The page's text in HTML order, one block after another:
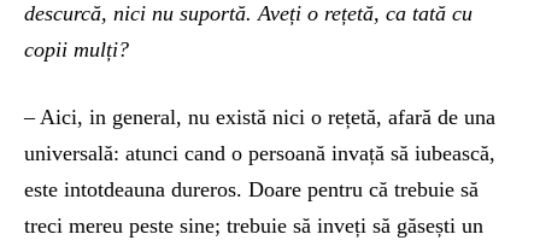
descurcă, nici nu suportă. Aveți o rețetă, ca tată cu
copii mulți?
– Aici, in general, nu există nici o rețetă, afară de una
universală: atunci cand o persoană invață să iubească,
este intotdeauna dureros. Doare pentru că trebuie să
treci mereu peste sine; trebuie să inveți să găsești un